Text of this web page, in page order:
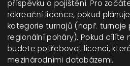
příspěvku a pojištění. Pro
rekreační licence, pokud
kategorie turnajů (např.
regionální poháry). Pokud cílíte
budete potřebovat licenci,
mezinárodními databázemi.